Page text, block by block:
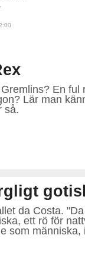
En ful
Lär man
så.
da Costa.
ett rö för
som människa,